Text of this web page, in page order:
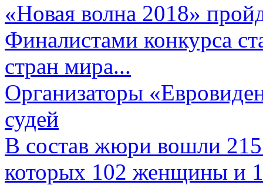
«Новая волна 2018»
Финалистами конкурса
стран мира...
Организаторы
судей
В состав жюри вошли 215
которых 102 женщины и